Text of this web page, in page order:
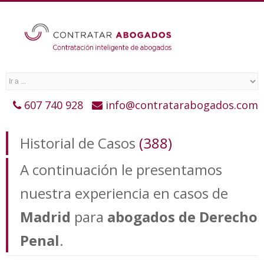
607 740 928 info@contratarabogados.com
Historial de Casos (388)
A continuación le presentamos
nuestra experiencia en casos de
Madrid para abogados de Derecho
Penal.